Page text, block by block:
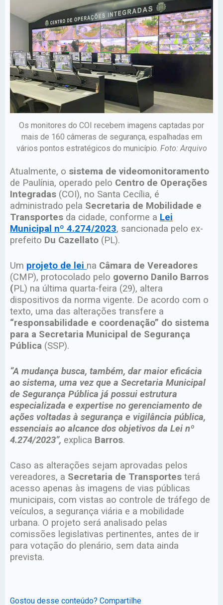
Os monitores do COI recebem imagens captadas por
mais de 160 câmeras de segurança, espalhadas em
vários pontos estratégicos do município. Foto: Arquivo
Atualmente, o sistema de videomonitoramento
de Paulínia, operado pelo Centro de Operações
Integradas (COI), no Santa Cecília, é
administrado pela Secretaria de Mobilidade e
Transportes da cidade, conforme a Lei
Municipal nº 4.274/2023, sancionada pelo ex-
prefeito Du Cazellato (PL).
Um projeto de lei na Câmara de Vereadores
(CMP), protocolado pelo governo Danilo Barros
(PL) na última quarta-feira (29), altera
dispositivos da norma vigente. De acordo com o
texto, uma das alterações transfere a
“responsabilidade e coordenação” do sistema
para a Secretaria Municipal de Segurança
Pública (SSP).
“A mudança busca, também, dar maior eficácia
ao sistema, uma vez que a Secretaria Municipal
de Segurança Pública já possui estrutura
especializada e expertise no gerenciamento de
ações voltadas à segurança e vigilância pública,
essenciais ao alcance dos objetivos da Lei nº
4.274/2023”, explica Barros.
Caso as alterações sejam aprovadas pelos
vereadores, a Secretaria de Transportes terá
acesso apenas às imagens de vias públicas
municipais, com vistas ao controle de tráfego de
veículos, a segurança viária e a mobilidade
urbana. O projeto será analisado pelas
comissões legislativas pertinentes, antes de ir
para votação do plenário, sem data ainda
prevista.
Gostou desse conteúdo? Compartilhe